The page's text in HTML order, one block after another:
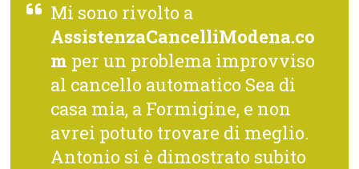
Mi sono rivolto a
AssistenzaCancelliModena.co
m per un problema improvviso
al cancello automatico Sea di
casa mia, a Formigine, e non
avrei potuto trovare di meglio.
Antonio si è dimostrato subito